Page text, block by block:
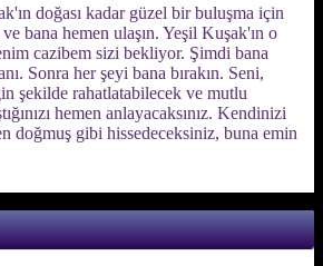
doğası kadar güzel bir buluşma için
bana hemen ulaşın. Yeşil Kuşak'ın o
cazibem sizi bekliyor. Şimdi bana
Sonra her şeyi bana bırakın. Seni,
şekilde rahatlatabilecek ve mutlu
hemen anlayacaksınız. Kendinizi
doğmuş gibi hissedeceksiniz, buna emin